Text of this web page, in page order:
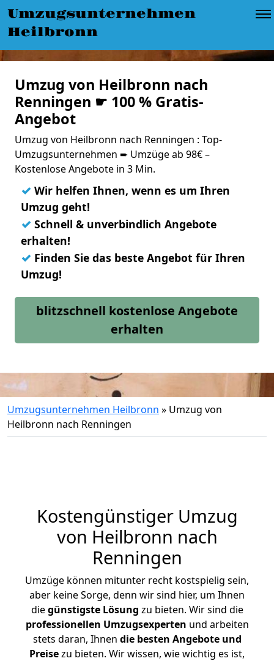
Umzugsunternehmen
Heilbronn
Umzug von Heilbronn nach
Renningen ☛ 100 % Gratis-
Angebot
Umzug von Heilbronn nach Renningen : Top-
Umzugsunternehmen ➨ Umzüge ab 98€ –
Kostenlose Angebote in 3 Min.
✓ Wir helfen Ihnen, wenn es um Ihren
Umzug geht!
✓ Schnell & unverbindlich Angebote
erhalten!
✓ Finden Sie das beste Angebot für Ihren
Umzug!
blitzschnell kostenlose Angebote
erhalten
Umzugsunternehmen Heilbronn » Umzug von
Heilbronn nach Renningen
Kostengünstiger Umzug
von Heilbronn nach
Renningen
Umzüge können mitunter recht kostspielig sein,
aber keine Sorge, denn wir sind hier, um Ihnen
diegünstigste Lösung zu bieten. Wir sind die
professionellen Umzugsexperten und arbeiten
stets daran, Ihnen die besten Angebote und
Preisezu bieten. Wir wissen, wie wichtig es ist,